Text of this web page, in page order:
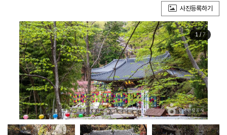
사진등록하기
1/7